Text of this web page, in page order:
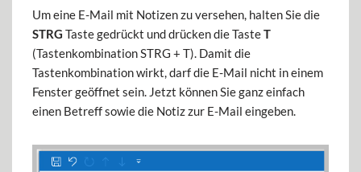
Um eine E-Mail mit Notizen zu versehen, halten Sie die
STRG Taste gedrückt und drücken die TasteT
(Tastenkombination STRG + T). Damit die
Tastenkombination wirkt, darf die E-Mail nicht in einem
Fenster geöffnet sein. Jetzt können Sie ganz einfach
einen Betreff sowie die Notiz zur E-Mail eingeben.